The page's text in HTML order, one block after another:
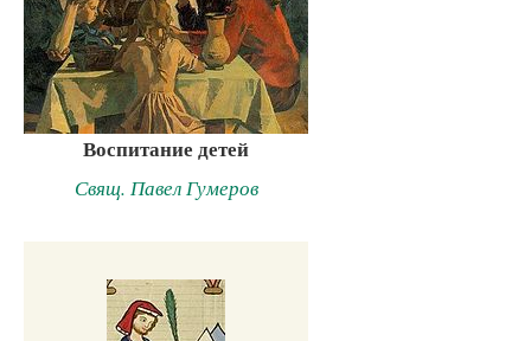
Воспитание детей
Свящ. Павел Гумеров